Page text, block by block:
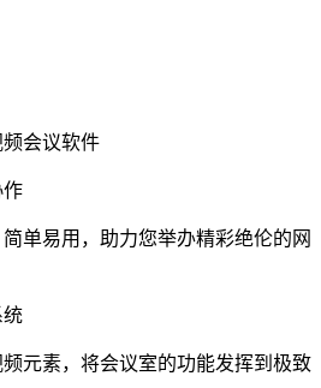
会议软件
作
单易用，助力您举办精彩绝伦的网
统
元素，将会议室的功能发挥到极致